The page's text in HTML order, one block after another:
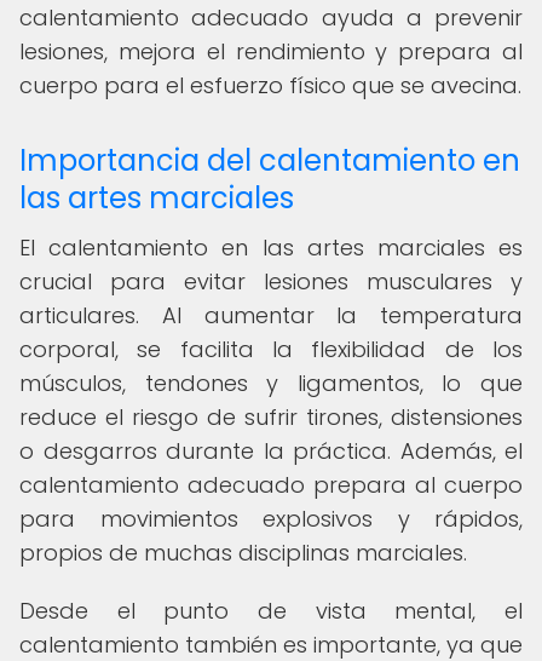
calentamiento adecuado ayuda a prevenir
lesiones, mejora el rendimiento y prepara al
cuerpo para el esfuerzo físico que se avecina.
Importancia del calentamiento en
las artes marciales
El calentamiento en las artes marciales es
crucial para evitar lesiones musculares y
articulares. Al aumentar la temperatura
corporal, se facilita la flexibilidad de los
músculos, tendones y ligamentos, lo que
reduce el riesgo de sufrir tirones, distensiones
o desgarros durante la práctica. Además, el
calentamiento adecuado prepara al cuerpo
para movimientos explosivos y rápidos,
propios de muchas disciplinas marciales.
Desde el punto de vista mental, el
calentamiento también es importante, ya que